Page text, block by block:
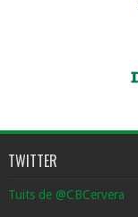
TWITTER
Tuits de @CBCervera